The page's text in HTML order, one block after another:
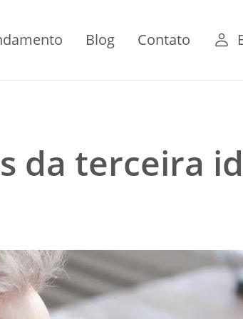
Blog Contato
da terceira